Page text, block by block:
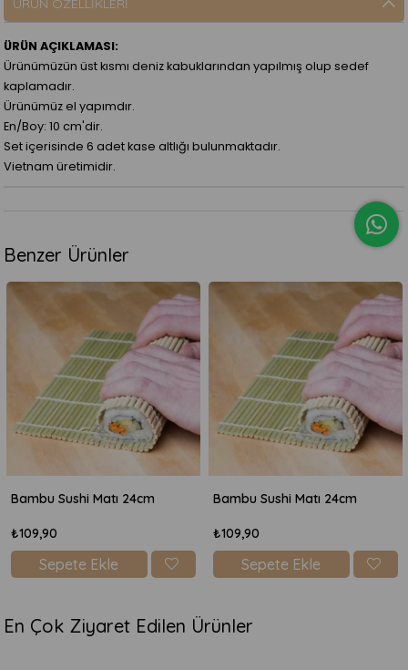
ÜRÜN ÖZELLIKLERI
ÜRÜN AÇIKLAMASI:
Ürünümüzün üst kısmı deniz kabuklarından yapılmış olup sedef
kaplamadır.
Ürünümüz el yapımdır.
En/Boy: 10 cm'dir.
Set içerisinde 6 adet kase altlığı bulunmaktadır.
Vietnam üretimidir.
Benzer Ürünler
Bambu Sushi Matı 24cm
₺109,90
Sepete Ekle
Bambu Sushi Matı 24cm
₺109,90
Sepete Ekle
En Çok Ziyaret Edilen Ürünler